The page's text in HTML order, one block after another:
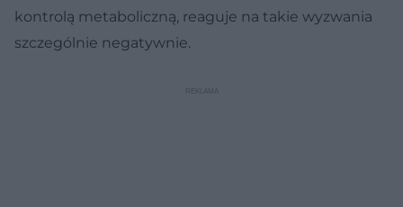
kontrolą metaboliczną, reaguje na takie wyzwania
szczególnie negatywnie.